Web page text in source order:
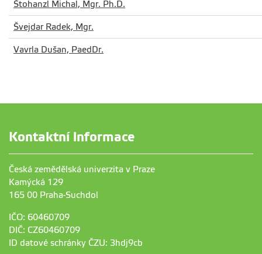
Štohanzl Michal, Mgr. Ph.D.
Švejdar Radek, Mgr.
Vavrla Dušan, PaedDr.
Kontaktní informace
Česká zemědělská univerzita v Praze
Kamýcká 129
165 00 Praha-Suchdol
IČO: 60460709
DIČ: CZ60460709
ID datové schránky ČZU: 3hdj9cb